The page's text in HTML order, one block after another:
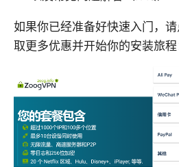
如果你已经准备好快速入门，
取更多优惠并开始你的安装旅程